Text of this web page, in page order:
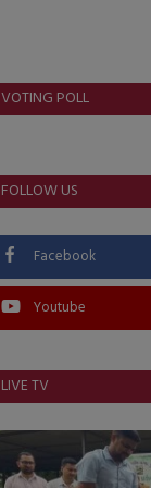
VOTING POLL
FOLLOW US
Facebook
Youtube
LIVE TV